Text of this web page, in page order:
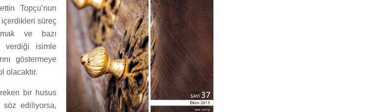
Topçu’nun
içerdikleri süreç
ve bazı
verdiği isimle
göstermeye
olacaktır.
bir husus
söz ediliyorsa,